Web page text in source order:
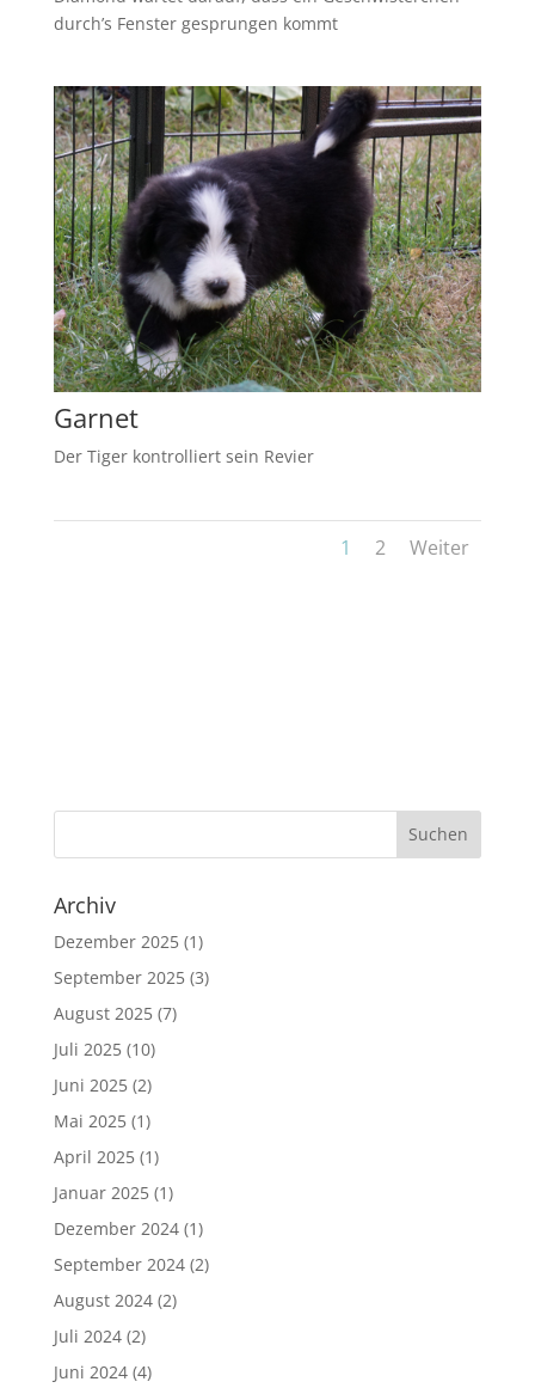
durch’s Fenster gesprungen kommt
Garnet
Der Tiger kontrolliert sein Revier
1 2 Weiter
Archiv
Dezember 2025(1)
September 2025(3)
August 2025(7)
Juli 2025(10)
Juni 2025(2)
Mai 2025(1)
April 2025(1)
Januar 2025(1)
Dezember 2024(1)
September 2024(2)
August 2024(2)
Juli 2024(2)
Juni 2024(4)